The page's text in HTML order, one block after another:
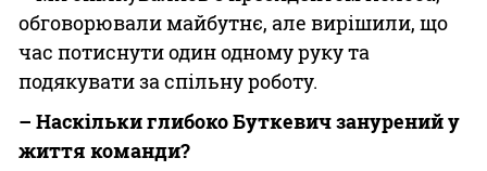
обговорювали майбутнє, але вирішили, що
час потиснути один одному руку та
подякувати за спільну роботу.
– Наскільки глибоко Буткевич занурений у
життя команди?